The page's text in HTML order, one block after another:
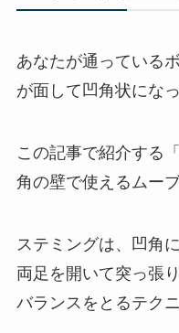
あなたが通っている
が面して凹角状にな
この記事で紹介する
角の壁で使えるムー
ステミングは、凹角
両足を開いて突っ張
バランスをとるテク